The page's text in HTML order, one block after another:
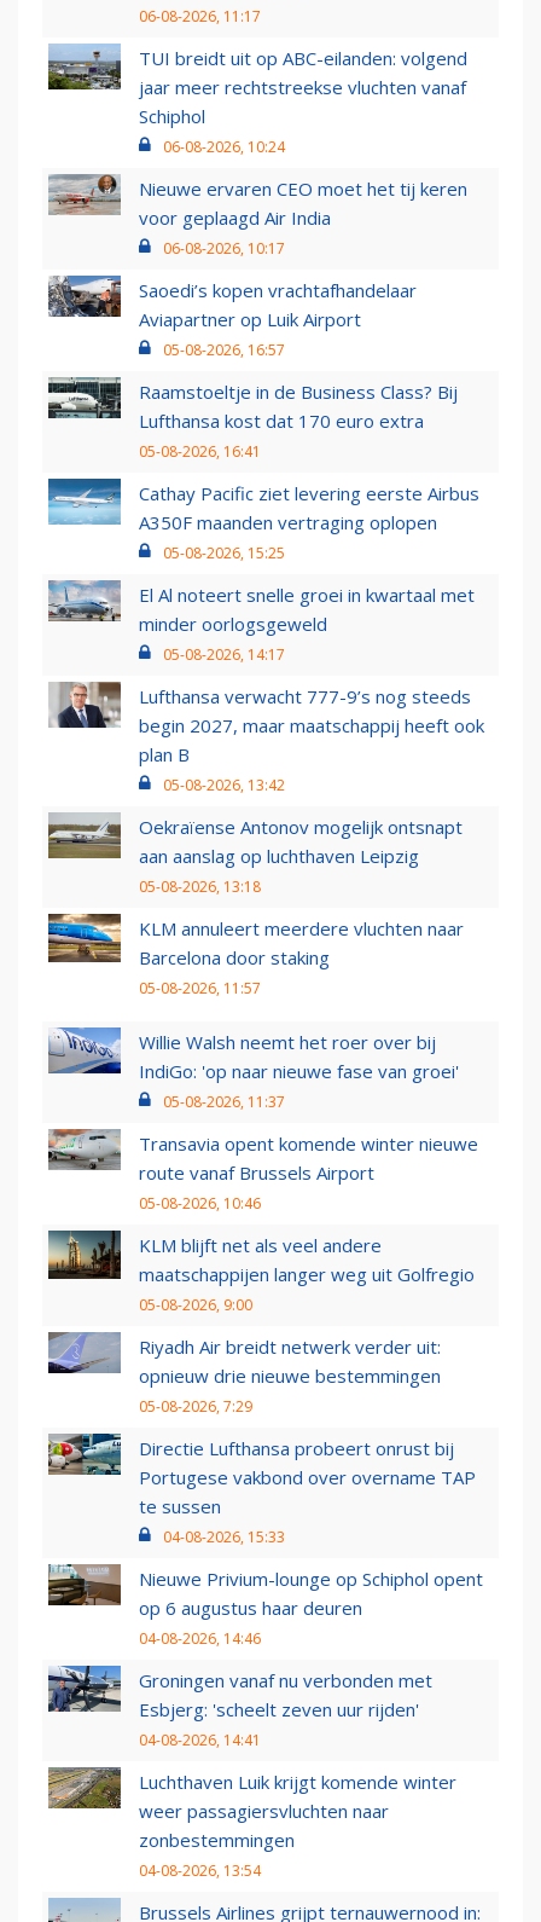
06-08-2026, 11:17
TUI breidt uit op ABC-eilanden: volgend
jaar meer rechtstreekse vluchten vanaf
Schiphol
06-08-2026, 10:24
Nieuwe ervaren CEO moet het tij keren
voor geplaagd Air India
06-08-2026, 10:17
Saoedi’s kopen vrachtafhandelaar
Aviapartner op Luik Airport
05-08-2026, 16:57
Raamstoeltje in de Business Class? Bij
Lufthansa kost dat 170 euro extra
05-08-2026, 16:41
Cathay Pacific ziet levering eerste Airbus
A350F maanden vertraging oplopen
05-08-2026, 15:25
El Al noteert snelle groei in kwartaal met
minder oorlogsgeweld
05-08-2026, 14:17
Lufthansa verwacht 777-9’s nog steeds
begin 2027, maar maatschappij heeft ook
plan B
05-08-2026, 13:42
Oekraïense Antonov mogelijk ontsnapt
aan aanslag op luchthaven Leipzig
05-08-2026, 13:18
KLM annuleert meerdere vluchten naar
Barcelona door staking
05-08-2026, 11:57
Willie Walsh neemt het roer over bij
IndiGo: 'op naar nieuwe fase van groei'
05-08-2026, 11:37
Transavia opent komende winter nieuwe
route vanaf Brussels Airport
05-08-2026, 10:46
KLM blijft net als veel andere
maatschappijen langer weg uit Golfregio
05-08-2026, 9:00
Riyadh Air breidt netwerk verder uit:
opnieuw drie nieuwe bestemmingen
05-08-2026, 7:29
Directie Lufthansa probeert onrust bij
Portugese vakbond over overname TAP
te sussen
04-08-2026, 15:33
Nieuwe Privium-lounge op Schiphol opent
op 6 augustus haar deuren
04-08-2026, 14:46
Groningen vanaf nu verbonden met
Esbjerg: 'scheelt zeven uur rijden'
04-08-2026, 14:41
Luchthaven Luik krijgt komende winter
weer passagiersvluchten naar
zonbestemmingen
04-08-2026, 13:54
Brussels Airlines grijpt ternauwernood in: